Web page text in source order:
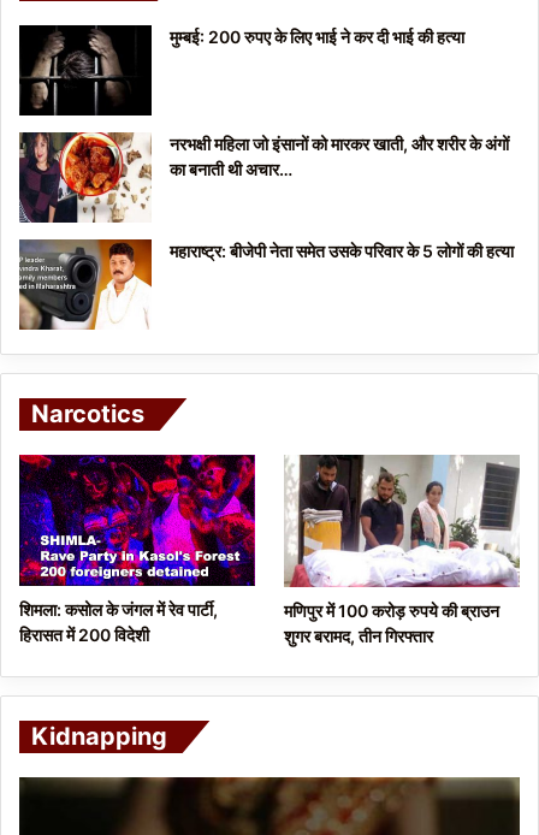
मुम्बई: 200 रुपए के लिए भाई ने कर दी भाई की हत्या
नरभक्षी महिला जो इंसानों को मारकर खाती, और शरीर के अंगों
का बनाती थी अचार…
महाराष्ट्र: बीजेपी नेता समेत उसके परिवार के 5 लोगों की हत्या
Narcotics
शिमला: कसोल के जंगल में रेव पार्टी,
हिरासत में 200 विदेशी
मणिपुर में 100 करोड़ रुपये की ब्राउन
शुगर बरामद, तीन गिरफ्तार
Kidnapping